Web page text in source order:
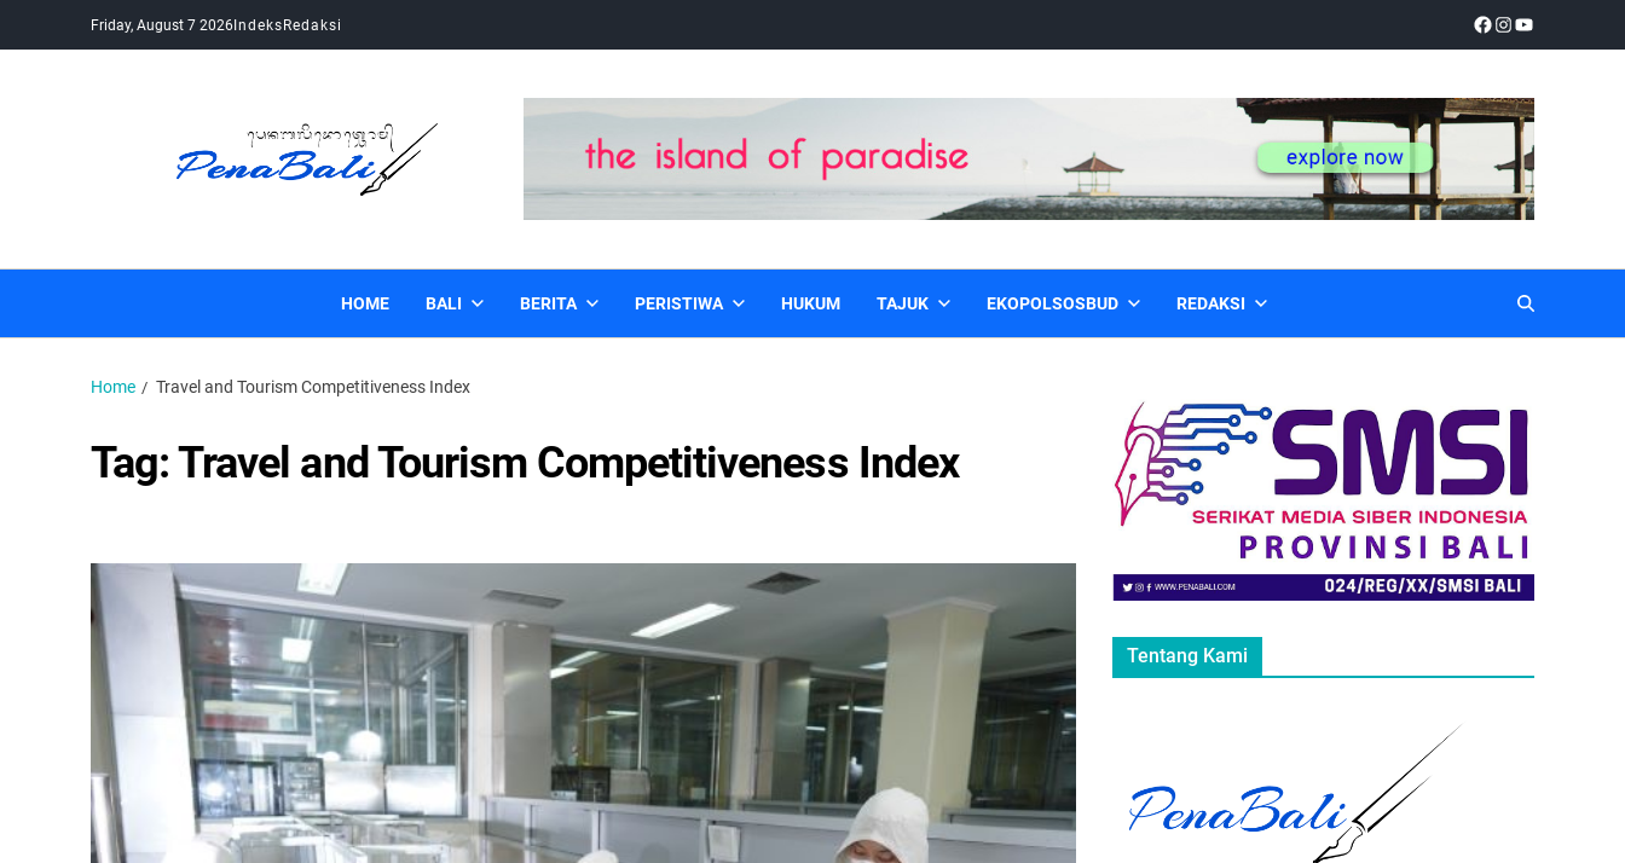
Friday, August 7 2026IndeksRedaksi
HOME BALI BERITA PERISTIWA HUKUM TAJUK EKOPOLSOSBUD REDAKSI
Home Travel and Tourism Competitiveness Index
Tag:Travel and Tourism Competitiveness Index
Tentang Kami